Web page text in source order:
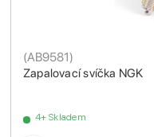
Zapalovací svíčka NGK
(AB9581)
4+ Skladem